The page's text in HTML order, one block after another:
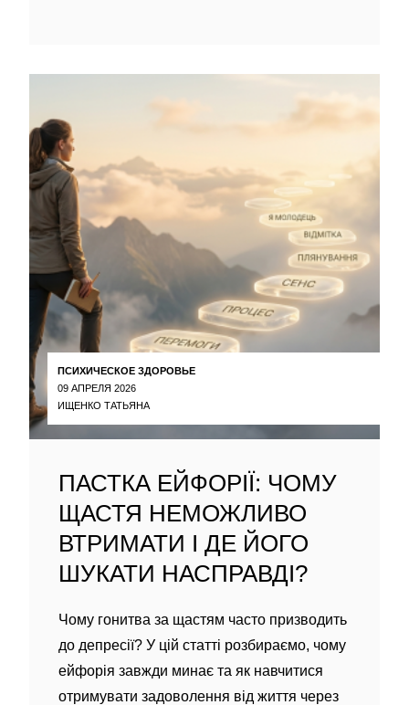
ПСИХИЧЕСКОЕ ЗДОРОВЬЕ
09 АПРЕЛЯ 2026
ИЩЕНКО ТАТЬЯНА
ПАСТКА ЕЙФОРІЇ: ЧОМУ
ЩАСТЯ НЕМОЖЛИВО
ВТРИМАТИ І ДЕ ЙОГО
ШУКАТИ НАСПРАВДІ?
Чому гонитва за щастям часто призводить
до депресії? У цій статті розбираємо, чому
ейфорія завжди минає та як навчитися
отримувати задоволення від життя через